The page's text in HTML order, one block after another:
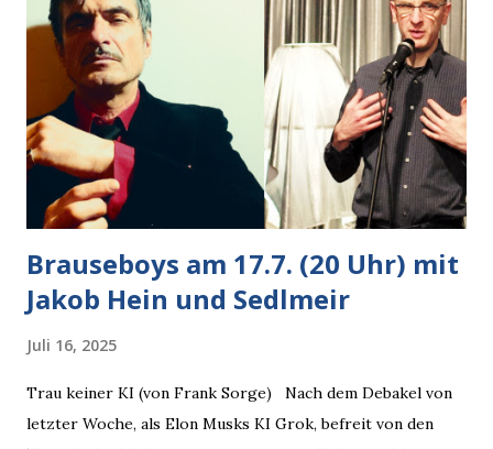
Wedding muss man immer aufpassen!” “Mach ich!”,
bestätigte der freundliche Nachbar, "Hab alles im Blick!”
Wir fixierten die ertappte Krähe, die sich zurückzog.
Heute ging sie leer aus, Abspann, Ende. Die Brauseboys am
Donnerstag, 4.6. (20 Uhr) Mit Mareike Barmeyer , Jobinski
und Bjarne Haus der Sinne (Ystader St...
Brauseboys am 17.7. (20 Uhr) mit
Jakob Hein und Sedlmeir
Juli 16, 2025
Trau keiner KI (von Frank Sorge) Nach dem Debakel von
letzter Woche, als Elon Musks KI Grok, befreit von den